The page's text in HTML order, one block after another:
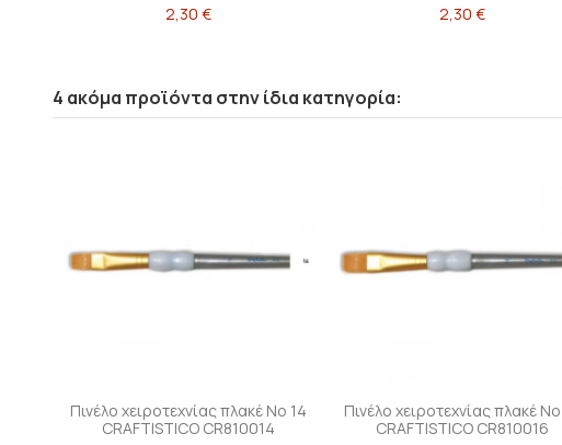
2,30 €
2,30 €
4 ακόμα προϊόντα στην ίδια κατηγορία:
Πινέλο χειροτεχνίας πλακέ Νο 14
CRAFTISTICO CR810014
Πινέλο χειροτεχνίας πλακέ
CRAFTISTICO CR810016